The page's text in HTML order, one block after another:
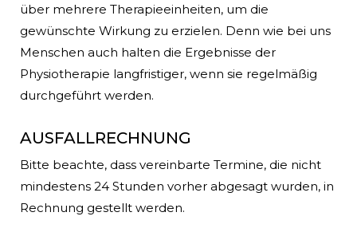
über mehrere Therapieeinheiten, um die
gewünschte Wirkung zu erzielen. Denn wie bei uns
Menschen auch halten die Ergebnisse der
Physiotherapie langfristiger, wenn sie regelmäßig
durchgeführt werden.
AUSFALLRECHNUNG
Bitte beachte, dass vereinbarte Termine, die nicht
mindestens 24 Stunden vorher abgesagt wurden, in
Rechnung gestellt werden.